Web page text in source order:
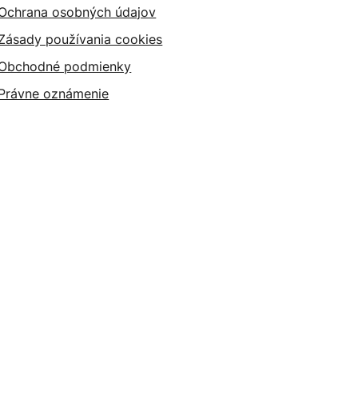
osobných údajov
používania cookies
podmienky
oznámenie